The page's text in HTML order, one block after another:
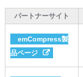
パートナーサイト
emCompress製
品ページ